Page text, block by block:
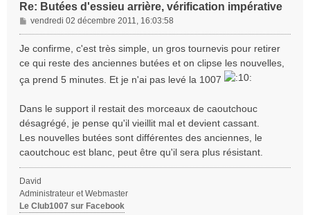
Re: Butées d'essieu arrière, vérification impérative
M
e
s
g
vendredi 02 décembre 2011, 16:03:58
Je confirme, c'est très simple, un gros tournevis pour retirer
ce qui reste des anciennes butées et on clipse les nouvelles,
ça prend 5 minutes. Et je n'ai pas levé la 1007
Dans le support il restait des morceaux de caoutchouc
désagrégé, je pense qu'il vieillit mal et devient cassant.
Les nouvelles butées sont différentes des anciennes, le
caoutchouc est blanc, peut être qu'il sera plus résistant.
David
Administrateur et Webmaster
Le Club1007 sur Facebook